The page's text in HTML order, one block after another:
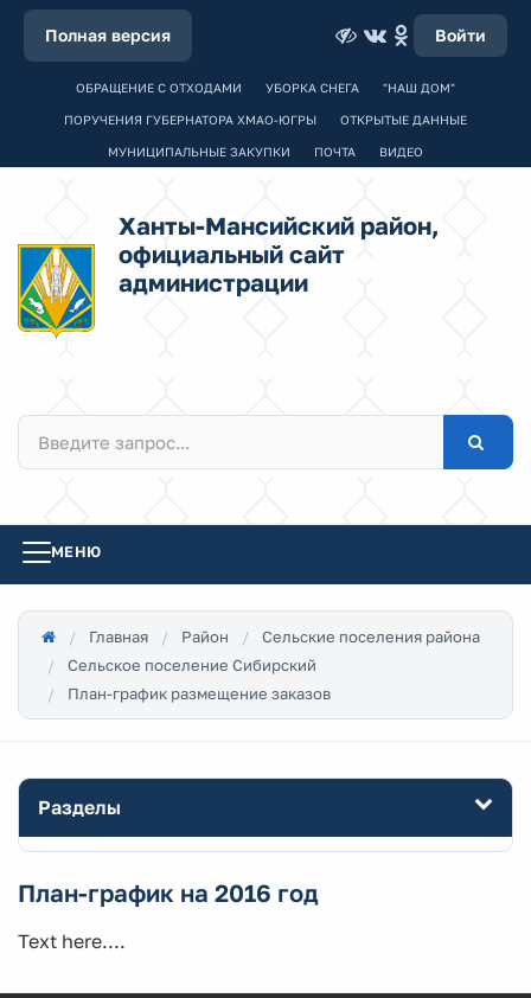
Полная версия Войти
ОБРАЩЕНИЕ С ОТХОДАМИ УБОРКА СНЕГА "НАШ ДОМ"
ПОРУЧЕНИЯ ГУБЕРНАТОРА ХМАО-ЮГРЫ ОТКРЫТЫЕ ДАННЫЕ
МУНИЦИПАЛЬНЫЕ ЗАКУПКИ ПОЧТА ВИДЕО
Ханты-Мансийский район,
официальный сайт
администрации
МЕНЮ
Главная Район
Сельские поселения района
Сельское поселение Сибирский
План-график размещение заказов
Разделы
План-график на 2016 год
Text here....